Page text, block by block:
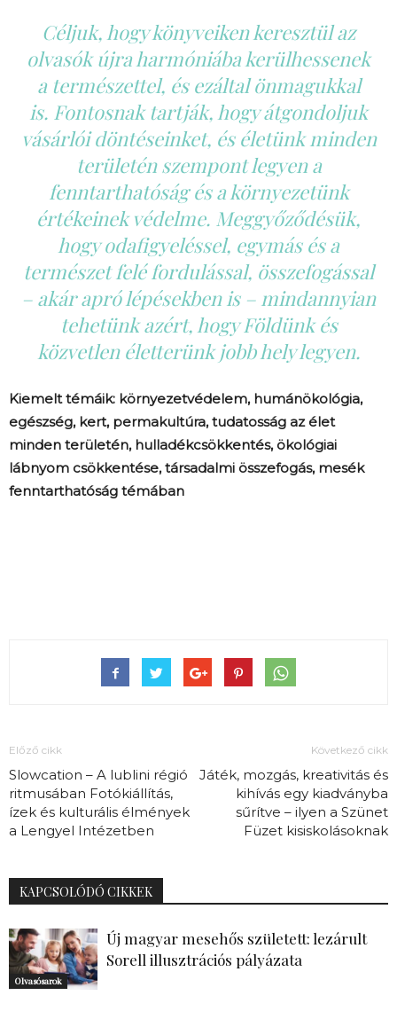
Céljuk, hogy könyveiken keresztül az
olvasók újra harmóniába kerülhessenek
a természettel, és ezáltal önmagukkal
is. Fontosnak tartják, hogy átgondoljuk
vásárlói döntéseinket, és életünk minden
területén szempont legyen a
fenntarthatóság és a környezetünk
értékeinek védelme. Meggyőződésük,
hogy odafigyeléssel, egymás és a
természet felé fordulással, összefogással
– akár apró lépésekben is – mindannyian
tehetünk azért, hogy Földünk és
közvetlen életterünk jobb hely legyen.
Kiemelt témáik: környezetvédelem, humánökológia,
egészség, kert, permakultúra, tudatosság az élet
minden területén, hulladékcsökkentés, ökológiai
lábnyom csökkentése, társadalmi összefogás, mesék
fenntarthatóság témában
Előző cikk
Slowcation – A lublini régió
ritmusában Fotókiállítás,
ízek és kulturális élmények
a Lengyel Intézetben
Következő cikk
Játék, mozgás, kreativitás és
kihívás egy kiadványba
sűrítve – ilyen a Szünet
Füzet kisiskolásoknak
KAPCSOLÓDÓ CIKKEK
Olvasósarok
Új magyar mesehős született: lezárult
Sorell illusztrációs pályázata